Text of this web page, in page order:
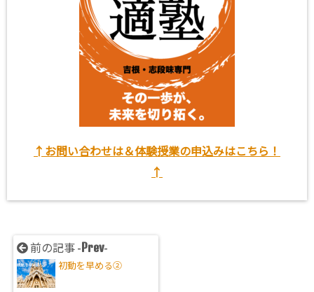
↑お問い合わせは＆体験授業の申込みはこちら！
↑
前の記事 -Prev-
初動を早める②